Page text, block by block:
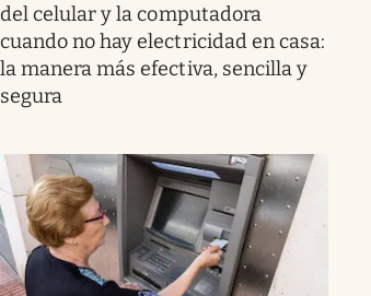
del celular y la computadora
cuando no hay electricidad en casa:
la manera más efectiva, sencilla y
segura